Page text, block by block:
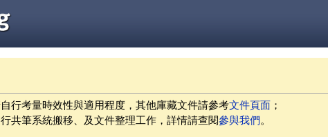
行考量時效性與適用程度，其他庫藏文件請參考文件頁面 ；
共筆系統搬移、及文件整理工作，詳情請查閱參與我們。